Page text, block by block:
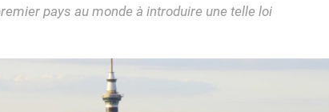
pays au monde à introduire une telle loi